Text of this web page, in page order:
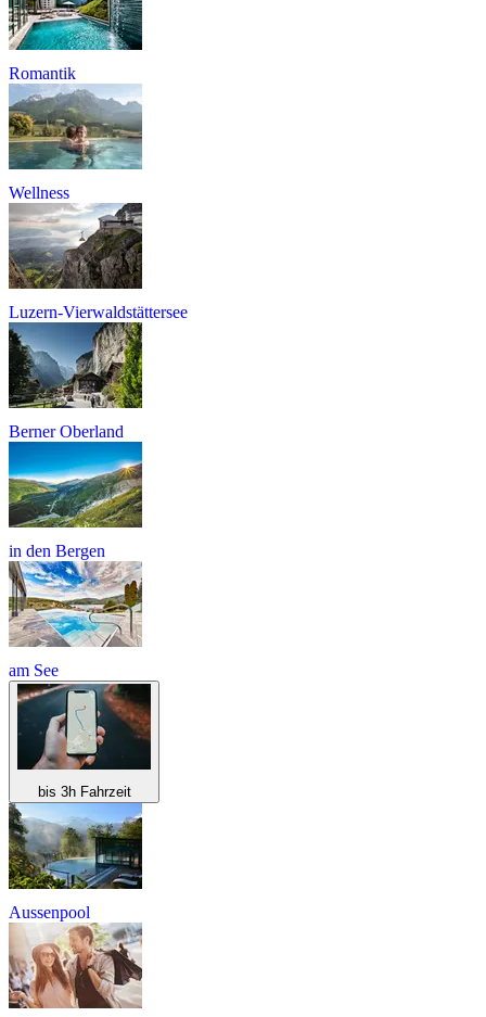
Romantik
Wellness
Luzern-Vierwaldstättersee
Berner Oberland
in den Bergen
am See
bis 3h Fahrzeit
Aussenpool